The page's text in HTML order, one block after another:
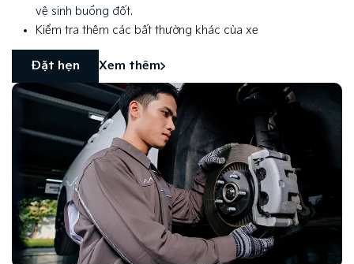
vệ sinh buồng đốt.
Kiểm tra thêm các bất thường khác của xe
Đặt hẹn Xem thêm